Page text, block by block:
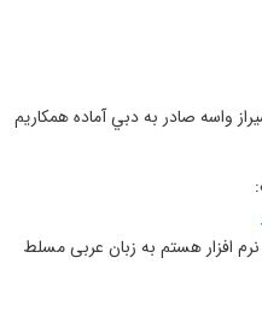
واسه صادر به دبي آماده همكاريم
افزار هستم به زبان عربی مسلط